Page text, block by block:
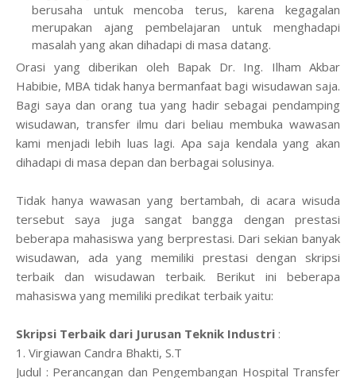
berusaha untuk mencoba terus, karena kegagalan
merupakan ajang pembelajaran untuk menghadapi
masalah yang akan dihadapi di masa datang.
Orasi yang diberikan oleh Bapak Dr. Ing. Ilham Akbar
Habibie, MBA tidak hanya bermanfaat bagi wisudawan saja.
Bagi saya dan orang tua yang hadir sebagai pendamping
wisudawan, transfer ilmu dari beliau membuka wawasan
kami menjadi lebih luas lagi. Apa saja kendala yang akan
dihadapi di masa depan dan berbagai solusinya.
Tidak hanya wawasan yang bertambah, di acara wisuda
tersebut saya juga sangat bangga dengan prestasi
beberapa mahasiswa yang berprestasi. Dari sekian banyak
wisudawan, ada yang memiliki prestasi dengan skripsi
terbaik dan wisudawan terbaik. Berikut ini beberapa
mahasiswa yang memiliki predikat terbaik yaitu:
Skripsi Terbaik dari Jurusan Teknik Industri :
1. Virgiawan Candra Bhakti, S.T
Judul : Perancangan dan Pengembangan Hospital Transfer